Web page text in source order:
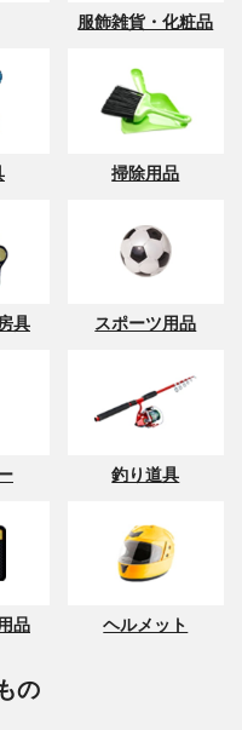
服飾雑貨・化粧品
掃除用品
具 スポーツ用品
釣り道具
品 ヘルメット
の